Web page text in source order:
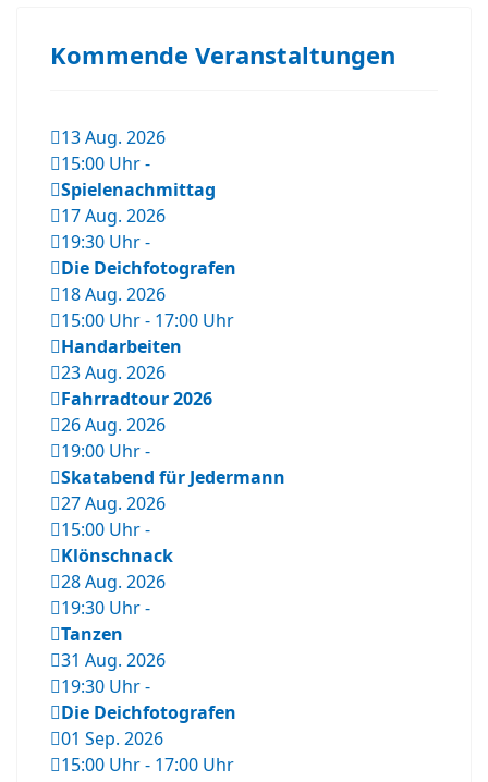
Kommende Veranstaltungen
13 Aug. 2026
15:00 Uhr-
Spielenachmittag
17 Aug. 2026
19:30 Uhr-
Die Deichfotografen
18 Aug. 2026
15:00 Uhr- 17:00 Uhr
Handarbeiten
23 Aug. 2026
Fahrradtour 2026
26 Aug. 2026
19:00 Uhr-
Skatabend für Jedermann
27 Aug. 2026
15:00 Uhr-
Klönschnack
28 Aug. 2026
19:30 Uhr-
Tanzen
31 Aug. 2026
19:30 Uhr-
Die Deichfotografen
01 Sep. 2026
15:00 Uhr- 17:00 Uhr